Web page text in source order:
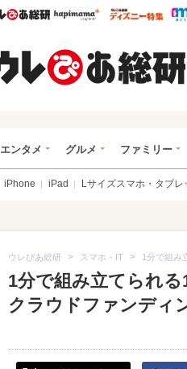
ウレぴあ総研ハピママ* ウ
エンタメ グルメ ファミリー
iPhone iPad Lサイズスマホ・タブレ
ウレぴあ総研 > スマホ・IT > 1分で組み
1分で組み立てられ
クラウドファンディ